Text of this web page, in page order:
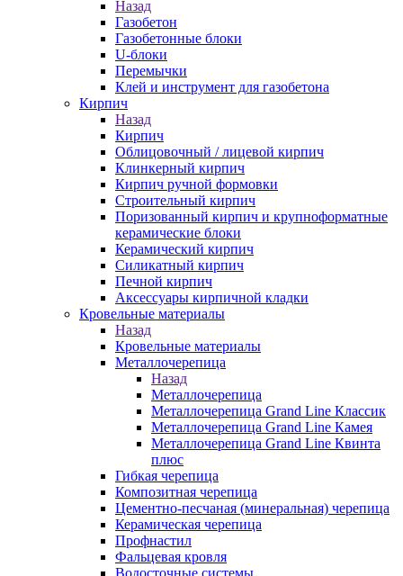
Назад
Газобетон
Газобетонные блоки
U-блоки
Перемычки
Клей и инструмент для газобетона
Кирпич
Назад
Кирпич
Облицовочный / лицевой кирпич
Клинкерный кирпич
Кирпич ручной формовки
Строительный кирпич
Поризованный кирпич и крупноформатные
керамические блоки
Керамический кирпич
Силикатный кирпич
Печной кирпич
Аксессуары кирпичной кладки
Кровельные материалы
Назад
Кровельные материалы
Металлочерепица
Назад
Металлочерепица
Металлочерепица Grand Line Классик
Металлочерепица Grand Line Камея
Металлочерепица Grand Line Квинта
плюс
Гибкая черепица
Композитная черепица
Цементно-песчаная (минеральная) черепица
Керамическая черепица
Профнастил
Фальцевая кровля
Водосточные системы